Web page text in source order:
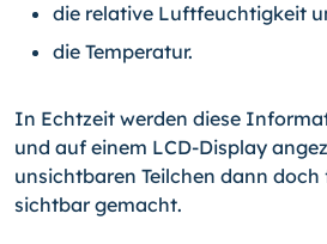
die relative Luftfeuchtigkeit
die Temperatur.
In Echtzeit werden diese
und auf einem LCD-Display
unsichtbaren Teilchen dann
sichtbar gemacht.